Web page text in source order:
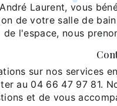
Laurent, vous
de votre salle de
de l'espace, nous
sur nos services
au 04 66 47 97 81.
et de vous